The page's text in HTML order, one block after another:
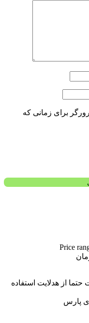
برای زمانی که
Price
از هدلایت استفاده
پارس